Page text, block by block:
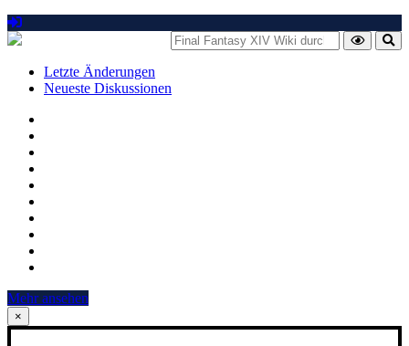
Letzte Änderungen
Neueste Diskussionen
Mehr ansehen
×